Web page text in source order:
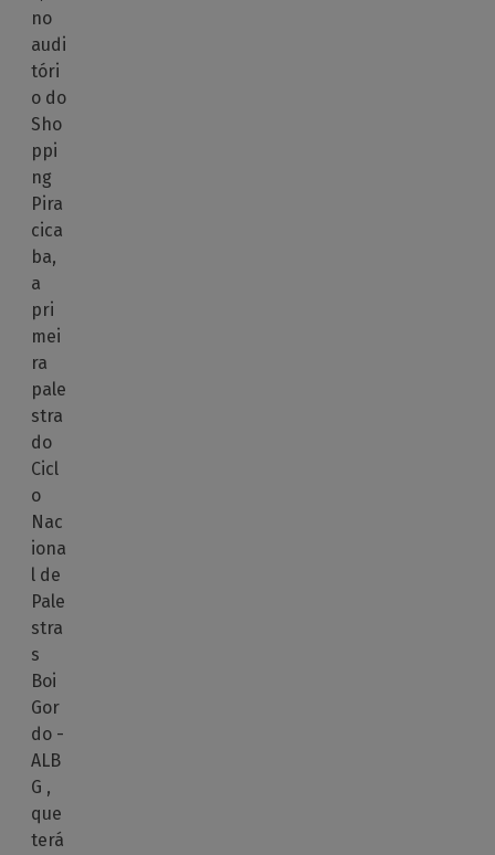
no
audi
tóri
o do
Sho
ppi
ng
Pira
cica
ba,
a
pri
mei
ra
pale
stra
do
Cicl
o
Nac
iona
l de
Pale
stra
s
Boi
Gor
do -
ALB
G ,
que
terá